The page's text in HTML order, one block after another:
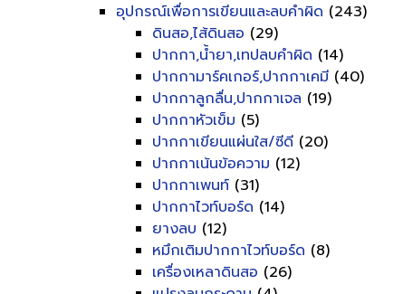
อุปกรณ์เพื่อการเขียนและลบคำผิด (243)
ดินสอ,ไส้ดินสอ (29)
ปากกา,น้ำยา,เทปลบคำผิด (14)
ปากกามาร์คเกอร์,ปากกาเคมี (40)
ปากกาลูกลื่น,ปากกาเจล (19)
ปากกาหัวเข็ม (5)
ปากกาเขียนแผ่นใส/ซีดี (20)
ปากกาเน้นข้อความ (12)
ปากกาเพนท์ (31)
ปากกาไวท์บอร์ด (14)
ยางลบ (12)
หมึกเติมปากกาไวท์บอร์ด (8)
เครื่องเหลาดินสอ (26)